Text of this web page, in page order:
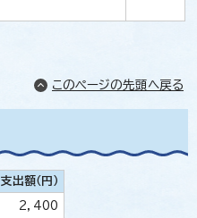
このページの先頭へ戻る
支出額（円）
2，400